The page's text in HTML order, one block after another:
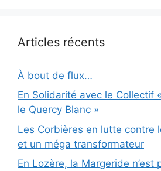
Articles récents
À bout de flux…
En Solidarité avec le Collectif
le Quercy Blanc »
Les Corbières en lutte contre
et un méga transformateur
En Lozère, la Margeride n’est